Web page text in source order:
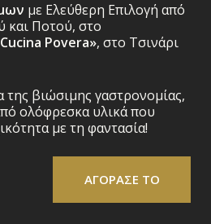
με Ελεύθερη Επιλογή από
και Ποτού, στο
Povera», στο Τσινάρι
βιώσιμης γαστρονομίας,
ολόφρεσκα υλικά που
με τη φαντασία!
ΑΓΟΡΑΣΕ ΤΟ